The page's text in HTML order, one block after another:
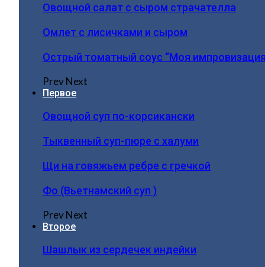
Овощной салат с сыром страчателла
Омлет с лисичками и сыром
Острый томатный соус “Моя
PrevNext
Первое
Овощной суп по-корсикански
Тыквенный суп-пюре с халуми
Щи на говяжьем ребре с гречкой
Фо (Вьетнамский суп )
PrevNext
Второе
Шашлык из сердечек индейки